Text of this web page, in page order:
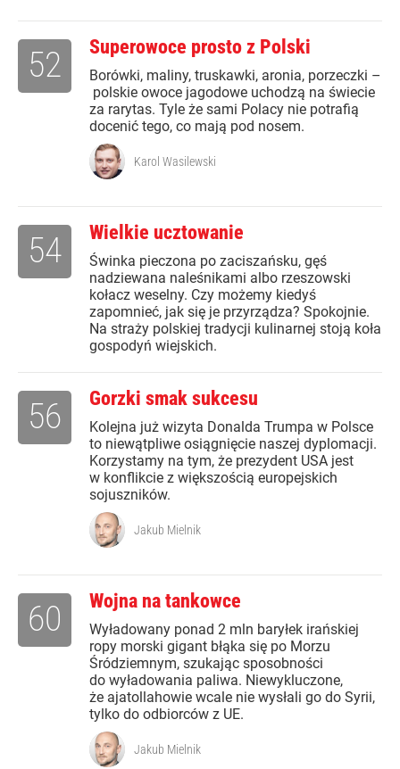
Superowoce prosto z Polski
Borówki, maliny, truskawki, aronia, porzeczki –
polskie owoce jagodowe uchodzą na świecie
za rarytas. Tyle że sami Polacy nie potrafią
docenić tego, co mają pod nosem.
52
Karol Wasilewski
Wielkie ucztowanie
Świnka pieczona po zaciszańsku, gęś
nadziewana naleśnikami albo rzeszowski
kołacz weselny. Czy możemy kiedyś
zapomnieć, jak się je przyrządza? Spokojnie.
Na straży polskiej tradycji kulinarnej stoją koła
gospodyń wiejskich.
54
Gorzki smak sukcesu
Kolejna już wizyta Donalda Trumpa w Polsce
to niewątpliwe osiągnięcie naszej dyplomacji.
Korzystamy na tym, że prezydent USA jest
w konflikcie z większością europejskich
sojuszników.
56
Jakub Mielnik
Wojna na tankowce
Wyładowany ponad 2 mln baryłek irańskiej
ropy morski gigant błąka się po Morzu
Śródziemnym, szukając sposobności
do wyładowania paliwa. Niewykluczone,
że ajatollahowie wcale nie wysłali go do Syrii,
tylko do odbiorców z UE.
60
Jakub Mielnik